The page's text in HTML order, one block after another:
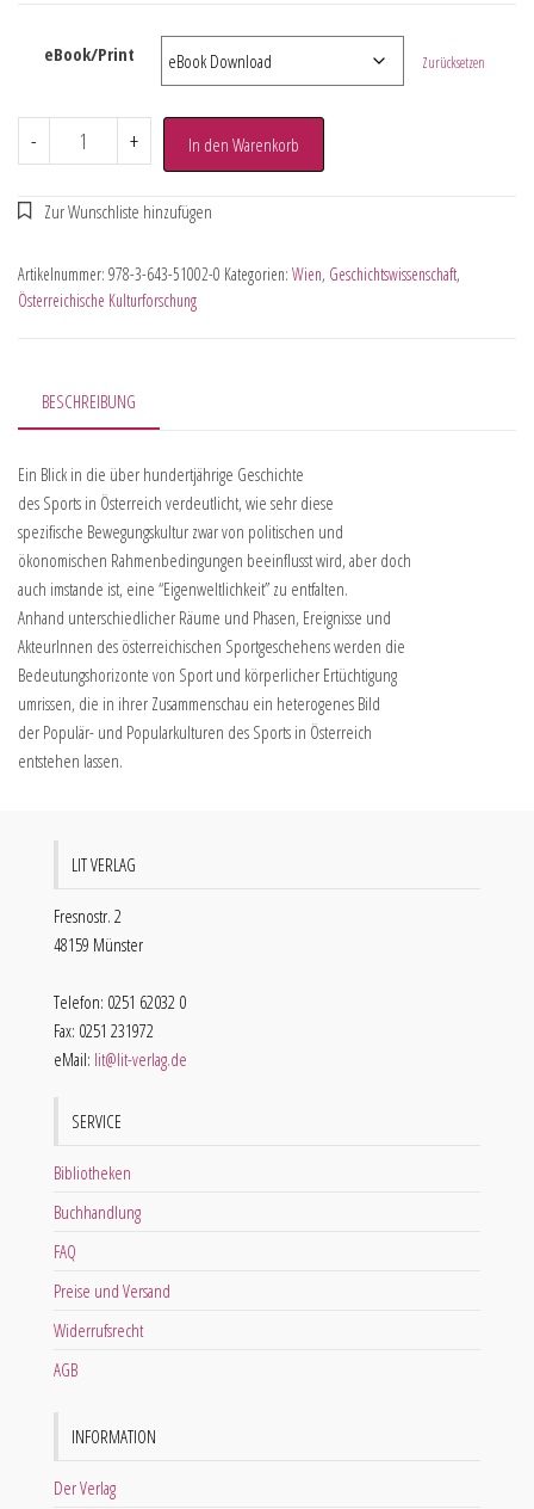
eBook/Print Zurücksetzen
- + In den Warenkorb
Artikelnummer: 978-3-643-51002-0 Kategorien: Wien, Geschichtswissenschaft,
Österreichische Kulturforschung
BESCHREIBUNG
Ein Blick in die über hundertjährige Geschichte
des Sports in Österreich verdeutlicht, wie sehr diese
spezifische Bewegungskultur zwar von politischen und
ökonomischen Rahmenbedingungen beeinflusst wird, aber doch
auch imstande ist, eine “Eigenweltlichkeit” zu entfalten.
Anhand unterschiedlicher Räume und Phasen, Ereignisse und
AkteurInnen des österreichischen Sportgeschehens werden die
Bedeutungshorizonte von Sport und körperlicher Ertüchtigung
umrissen, die in ihrer Zusammenschau ein heterogenes Bild
der Populär- und Popularkulturen des Sports in Österreich
entstehen lassen.
LIT VERLAG
Fresnostr. 2
48159 Münster
Telefon: 0251 62032 0
Fax: 0251 231972
eMail: lit@lit-verlag.de
SERVICE
Bibliotheken
Buchhandlung
FAQ
Preise und Versand
Widerrufsrecht
AGB
INFORMATION
Der Verlag